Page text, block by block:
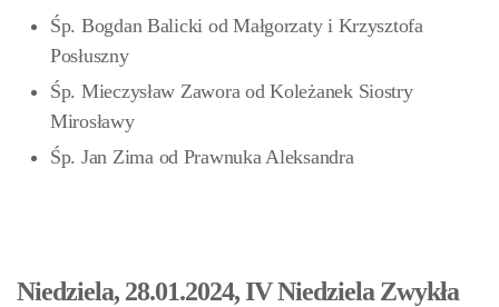
Śp. Bogdan Balicki od Małgorzaty i Krzysztofa
Posłuszny
Śp. Mieczysław Zawora od Koleżanek Siostry
Mirosławy
Śp. Jan Zima od Prawnuka Aleksandra
Niedziela, 28.01.2024, IV Niedziela Zwykła